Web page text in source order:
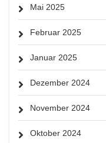
Mai 2025
Februar 2025
Januar 2025
Dezember 2024
November 2024
Oktober 2024